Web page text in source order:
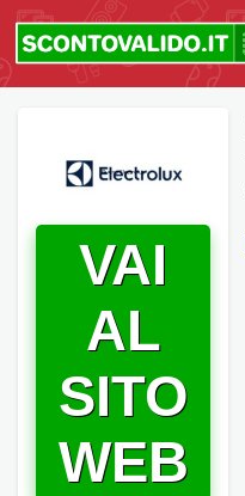
VAI
AL
SITO
WEB